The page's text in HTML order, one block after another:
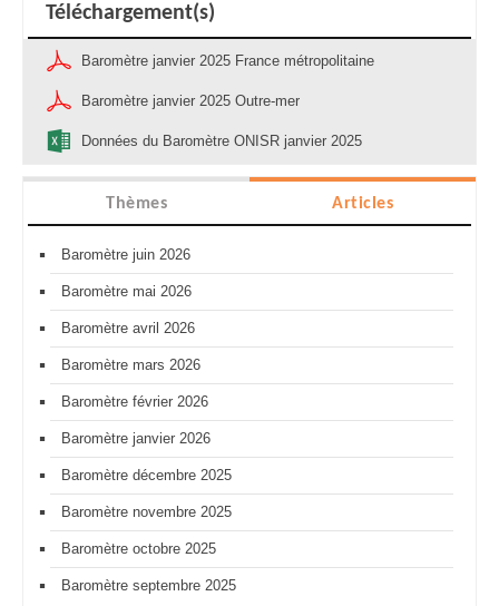
Téléchargement(s)
Baromètre janvier 2025 France métropolitaine
Baromètre janvier 2025 Outre-mer
Données du Baromètre ONISR janvier 2025
Thèmes Articles
Baromètre juin 2026
Baromètre mai 2026
Baromètre avril 2026
Baromètre mars 2026
Baromètre février 2026
Baromètre janvier 2026
Baromètre décembre 2025
Baromètre novembre 2025
Baromètre octobre 2025
Baromètre septembre 2025